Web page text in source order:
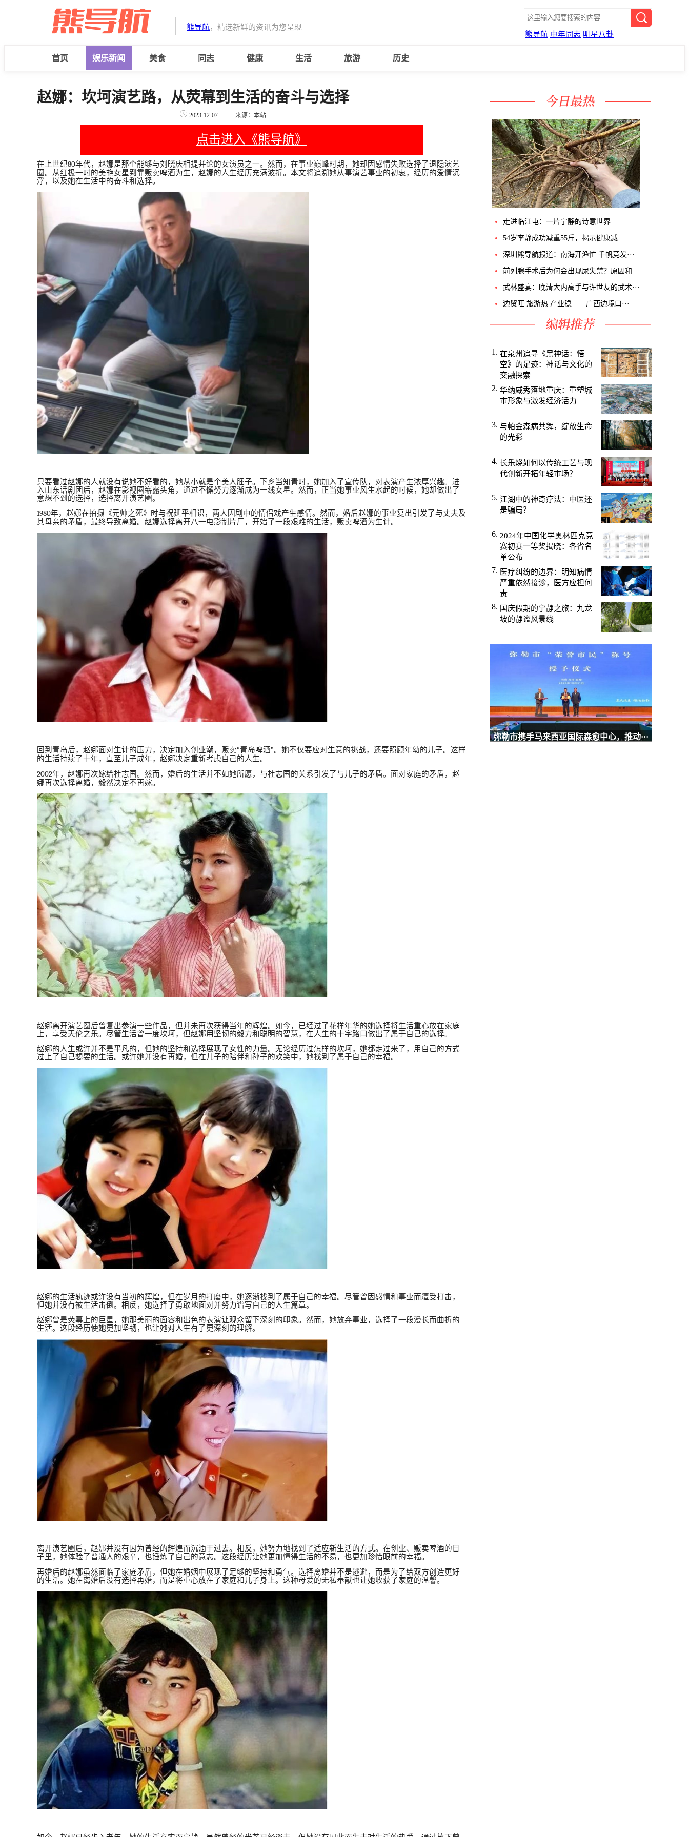
熊导航，精选新鲜的资讯为您呈现
熊导航 中年同志 明星八卦
首页 娱乐新闻 美食 同志 健康 生活 旅游 历史
走进临江屯：一片宁静的诗意世界
54岁李静成功减重55斤，揭示健康减···
深圳熊导航报道：南海开渔忙 千帆竞发···
前列腺手术后为何会出现尿失禁？原因和···
武林盛宴：晚清大内高手与许世友的武术···
边贸旺 旅游热 产业稳——广西边境口···
在泉州追寻《黑神话：悟
空》的足迹：神话与文化的
交融探索
华纳威秀落地重庆：重塑城
市形象与激发经济活力
与帕金森病共舞，绽放生命
的光彩
长乐烧如何以传统工艺与现
代创新开拓年轻市场？
江湖中的神奇疗法：中医还
是骗局？
2024年中国化学奥林匹克竞
赛初赛一等奖揭晓：各省名
单公布
医疗纠纷的边界：明知病情
严重依然接诊，医方应担何
责
国庆假期的宁静之旅：九龙
坡的静谧风景线
弥勒市携手马来西亚国际森愈中心，推动···
赵娜：坎坷演艺路，从荧幕到生活的奋斗与选择
2023-12-07 来源：本站
点击进入《熊导航》
在上世纪80年代，赵娜是那个能够与刘晓庆相提并论的女演员之一。然而，在事业巅峰时期，她却因感情失败选择了退隐演艺
圈。从红极一时的美艳女星到靠贩卖啤酒为生，赵娜的人生经历充满波折。本文将追溯她从事演艺事业的初衷，经历的爱情沉
浮，以及她在生活中的奋斗和选择。
只要看过赵娜的人就没有说她不好看的，她从小就是个美人胚子。下乡当知青时，她加入了宣传队，对表演产生浓厚兴趣。进
入山东话剧团后，赵娜在影视圈崭露头角，通过不懈努力逐渐成为一线女星。然而，正当她事业风生水起的时候，她却做出了
意想不到的选择，选择离开演艺圈。
1980年，赵娜在拍摄《元帅之死》时与祝延平相识，两人因剧中的情侣戏产生感情。然而，婚后赵娜的事业复出引发了与丈夫及
其母亲的矛盾，最终导致离婚。赵娜选择离开八一电影制片厂，开始了一段艰难的生活，贩卖啤酒为生计。
回到青岛后，赵娜面对生计的压力，决定加入创业潮，贩卖“青岛啤酒”。她不仅要应对生意的挑战，还要照顾年幼的儿子。这样
的生活持续了十年，直至儿子成年，赵娜决定重新考虑自己的人生。
2002年，赵娜再次嫁给杜志国。然而，婚后的生活并不如她所愿，与杜志国的关系引发了与儿子的矛盾。面对家庭的矛盾，赵
娜再次选择离婚，毅然决定不再嫁。
赵娜离开演艺圈后曾复出参演一些作品，但并未再次获得当年的辉煌。如今，已经过了花样年华的她选择将生活重心放在家庭
上，享受天伦之乐。尽管生活曾一度坎坷，但赵娜用坚韧的毅力和聪明的智慧，在人生的十字路口做出了属于自己的选择。
赵娜的人生或许并不是平凡的，但她的坚持和选择展现了女性的力量。无论经历过怎样的坎坷，她都走过来了，用自己的方式
过上了自己想要的生活。或许她并没有再婚，但在儿子的陪伴和孙子的欢笑中，她找到了属于自己的幸福。
赵娜的生活轨迹或许没有当初的辉煌，但在岁月的打磨中，她逐渐找到了属于自己的幸福。尽管曾因感情和事业而遭受打击，
但她并没有被生活击倒。相反，她选择了勇敢地面对并努力谱写自己的人生篇章。
赵娜曾是荧幕上的巨星，她那美丽的面容和出色的表演让观众留下深刻的印象。然而，她放弃事业，选择了一段漫长而曲折的
生活。这段经历使她更加坚韧，也让她对人生有了更深刻的理解。
离开演艺圈后，赵娜并没有因为曾经的辉煌而沉湎于过去。相反，她努力地找到了适应新生活的方式。在创业、贩卖啤酒的日
子里，她体验了普通人的艰辛，也锤炼了自己的意志。这段经历让她更加懂得生活的不易，也更加珍惜眼前的幸福。
再婚后的赵娜虽然面临了家庭矛盾，但她在婚姻中展现了足够的坚持和勇气。选择离婚并不是逃避，而是为了给双方创造更好
的生活。她在离婚后没有选择再婚，而是将重心放在了家庭和儿子身上。这种母爱的无私奉献也让她收获了家庭的温馨。